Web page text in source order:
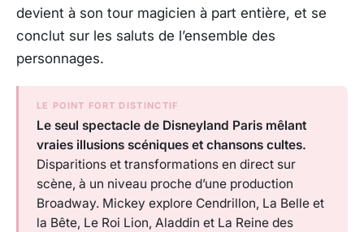
devient à son tour magicien à part entière, et se
conclut sur les saluts de l’ensemble des
personnages.
LE POINT FORT DISTINCTIF
Le seul spectacle de Disneyland Paris mêlant
vraies illusions scéniques et chansons cultes.
Disparitions et transformations en direct sur
scène, à un niveau proche d’une production
Broadway. Mickey explore Cendrillon, La Belle et
la Bête, Le Roi Lion, Aladdin et La Reine des